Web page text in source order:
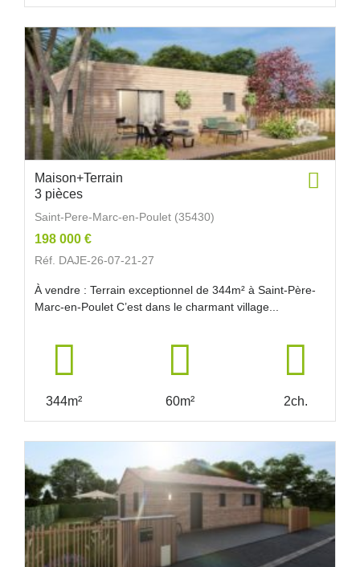
Maison+Terrain
3 pièces
Saint-Pere-Marc-en-Poulet (35430)
198 000 €
Réf. DAJE-26-07-21-27
À vendre : Terrain exceptionnel de 344m² à Saint-Père-
Marc-en-Poulet C’est dans le charmant village...
344m² 60m² 2ch.